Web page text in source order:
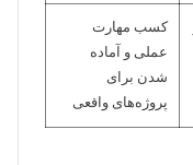
کسب مهارت
عملی و آماده
شدن برای
پروژه‌های واقعی